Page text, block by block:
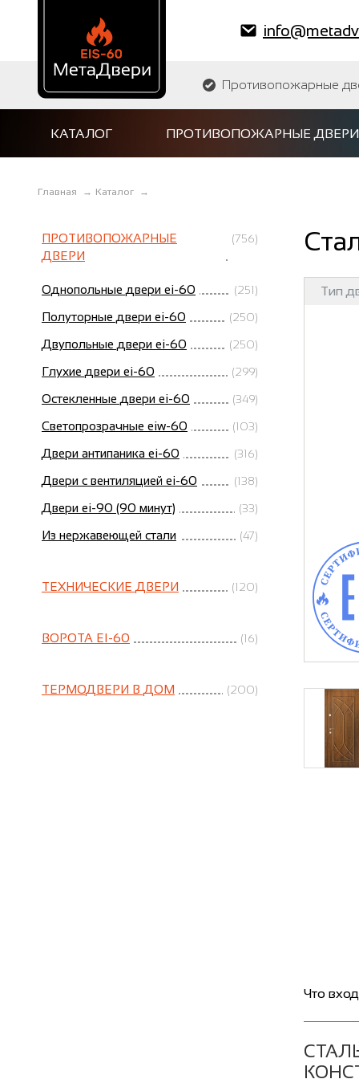
Противопожарные
КАТАЛОГ ПРОТИВОПОЖАРНЫЕ ДВЕРИ
Главная → Каталог →
ПРОТИВОПОЖАРНЫЕ
ДВЕРИ
(756)
Однопольные двери ei-60 (251)
Полуторные двери ei-60 (250)
Двупольные двери ei-60 (250)
Глухие двери ei-60 (299)
Остекленные двери ei-60 (349)
Светопрозрачные eiw-60 (103)
Двери антипаника ei-60 (316)
Двери с вентиляцией ei-60 (138)
Двери ei-90 (90 минут) (33)
Из нержавеющей стали (47)
ТЕХНИЧЕСКИЕ ДВЕРИ (120)
ВОРОТА EI-60 (16)
ТЕРМОДВЕРИ В ДОМ (200)
Тип
Что